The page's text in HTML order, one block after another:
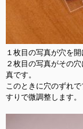
１枚目の写真が穴を開
２枚目の写真がその
真です。
このときに穴のずれ
すりで微調整します。